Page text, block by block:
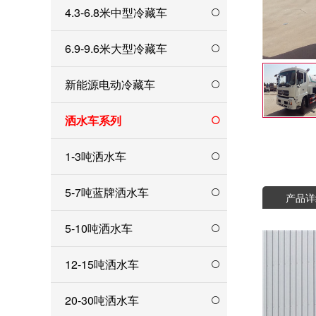
4.3-6.8米中型冷藏车
6.9-9.6米大型冷藏车
新能源电动冷藏车
洒水车系列
1-3吨洒水车
5-7吨蓝牌洒水车
5-10吨洒水车
12-15吨洒水车
20-30吨洒水车
产品